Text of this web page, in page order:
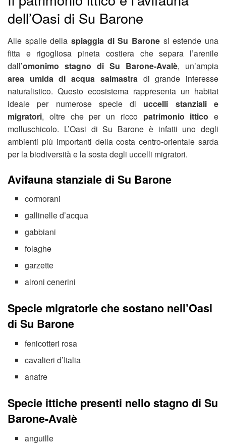
dell’Oasi di Su Barone
Alle spalle della spiaggia di Su Barone si estende una
fitta e rigogliosa pineta costiera che separa l’arenile
dall’omonimo stagno di Su Barone-Avalè, un’ampia
area umida di acqua salmastradi grande interesse
naturalistico. Questo ecosistema rappresenta un habitat
ideale per numerose specie di uccelli stanziali e
migratori, oltre che per un ricco patrimonio ittico e
molluschicolo. L’Oasi di Su Barone è infatti uno degli
ambienti più importanti della costa centro-orientale sarda
per la biodiversità e la sosta degli uccelli migratori.
Avifauna stanziale di Su Barone
cormorani
gallinelle d’acqua
gabbiani
folaghe
garzette
aironi cenerini
Specie migratorie che sostano nell’Oasi
di Su Barone
fenicotteri rosa
cavalieri d’Italia
anatre
Specie ittiche presenti nello stagno di Su
Barone-Avalè
anguille